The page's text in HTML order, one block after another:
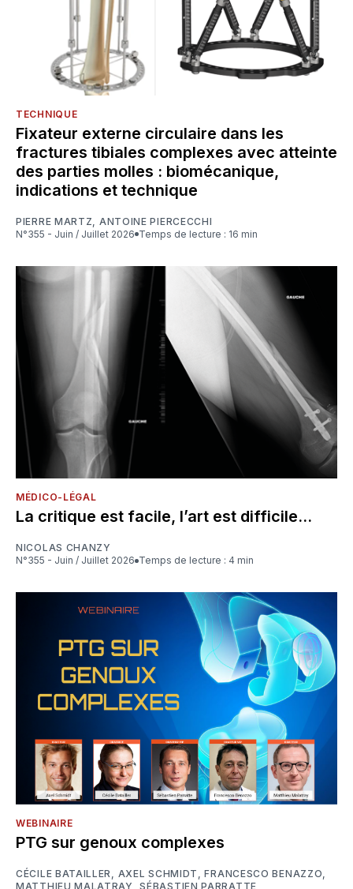
TECHNIQUE
Fixateur externe circulaire dans les
fractures tibiales complexes avec atteinte
des parties molles : biomécanique,
indications et technique
PIERRE MARTZ
ANTOINE PIERCECCHI
N°355 - Juin / Juillet 2026
Temps de lecture : 16 min
MÉDICO-LÉGAL
La critique est facile, l’art est difficile...
NICOLAS CHANZY
N°355 - Juin / Juillet 2026
Temps de lecture : 4 min
WEBINAIRE
PTG sur genoux complexes
CÉCILE BATAILLER, AXEL SCHMIDT ,FRANCESCO BENAZZO,
MATTHIEU MALATRAY
,SÉBASTIEN PARRATTE